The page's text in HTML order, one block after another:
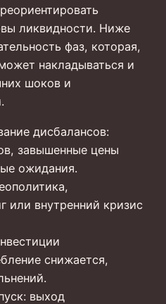
ликвидности. Ниже
фаз, которая,
накладываться и
шоков и
дисбалансов:
завышенные цены
ожидания.
или внутренний кризис
снижается,
выход